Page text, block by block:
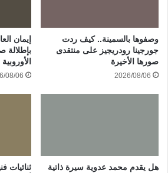
وصفوها بالسمينة.. كيف ردت
جورجينا رودريجيز على منتقدى
صورها الأخيرة
2026/08/06
إيمان
بإطلالة
الأوروبية
08/06
هل يقدم محمد عدوية سيرة ذاتية